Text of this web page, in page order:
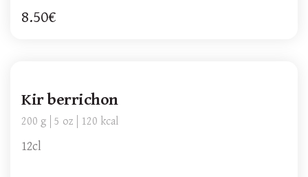
8.50€
Kir berrichon
200 g 5 oz 120 kcal
12cl